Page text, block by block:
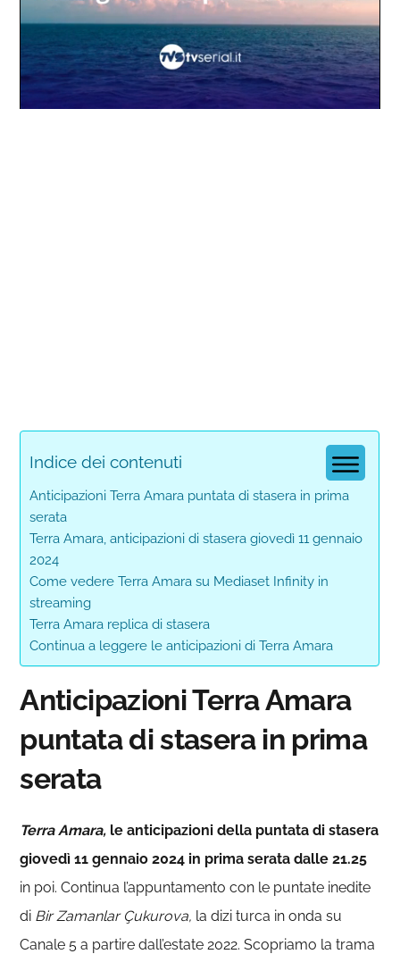
0%
0%
Indice dei contenuti
Anticipazioni Terra Amara puntata di stasera in prima
serata
Terra Amara, anticipazioni di stasera giovedì 11 gennaio
2024
Come vedere Terra Amara su Mediaset Infinity in
streaming
Terra Amara replica di stasera
Continua a leggere le anticipazioni di Terra Amara
Anticipazioni Terra Amara
puntata di stasera in prima
serata
Terra Amara, le anticipazioni della puntata di stasera
giovedì 11 gennaio 2024 in prima serata dalle 21.25
in poi. Continua l’appuntamento con le puntate inedite
di Bir Zamanlar Çukurova, la dizi turca in onda su
Canale 5 a partire dall’estate 2022. Scopriamo la trama